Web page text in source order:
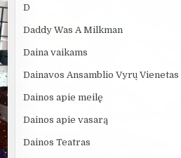
D
Daddy Was A Milkman
Daina vaikams
Dainavos Ansamblio Vyrų Vienetas
Dainos apie meilę
Dainos apie vasarą
Dainos Teatras